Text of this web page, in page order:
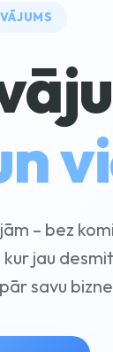
– bez
jau
savu